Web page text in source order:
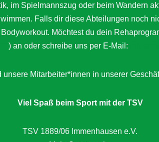
im Spielmannszug oder beim Wandern
Falls dir diese Abteilungen noch
Möchtest du dein
) an oder schreibe uns per E-Mail:
Mitarbeiter*innen in unserer
Viel Spaß beim Sport mit der TSV
TSV 1889/06 Immenhausen e.V.